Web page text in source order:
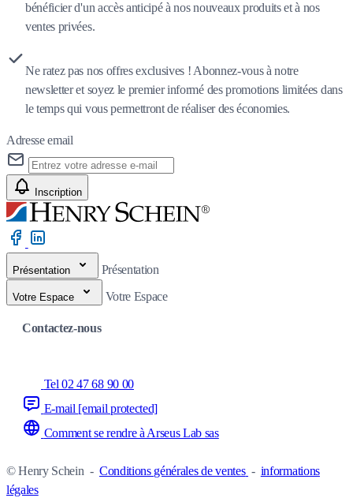
bénéficier d'un accès anticipé à nos nouveaux produits et à nos
ventes privées.
Ne ratez pas nos offres exclusives ! Abonnez-vous à notre
newsletter et soyez le premier informé des promotions limitées dans
le temps qui vous permettront de réaliser des économies.
Adresse email
Inscription
Présentation Présentation
Votre Espace Votre Espace
Contactez-nous
Tel 02 47 68 90 00
E-mail [email protected]
Comment se rendre à Arseus Lab sas
© Henry Schein - Conditions générales de ventes - informations
légales